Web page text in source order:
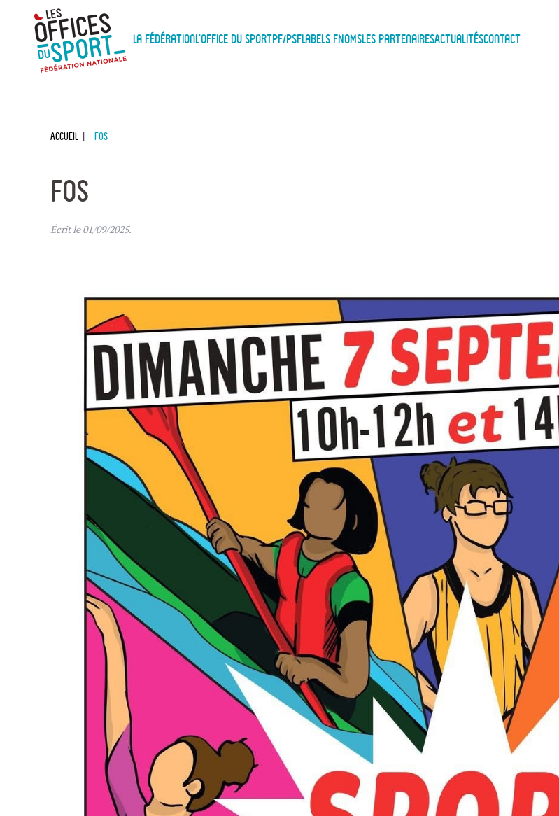
Skip to main content
La Fédération L'Office du SportPF/PSF Labels FNOMS Les PartenairesActualitésContact
Accueil FOS
FOS
Écrit le01/09/2025.
Panneau de gestion des cookies